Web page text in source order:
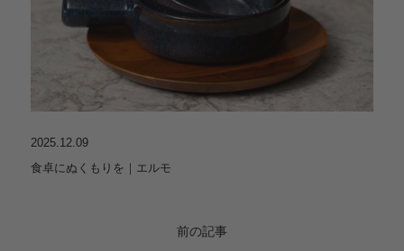
2025.12.09
食卓にぬくもりを｜エルモ
前の記事